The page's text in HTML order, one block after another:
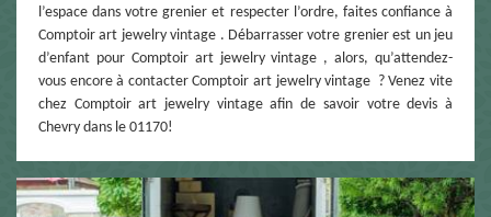
l’espace dans votre grenier et respecter l’ordre, faites confiance à
Comptoir art jewelry vintage . Débarrasser votre grenier est un jeu
d’enfant pour Comptoir art jewelry vintage , alors, qu’attendez-
vous encore à contacter Comptoir art jewelry vintage ? Venez vite
chez Comptoir art jewelry vintage afin de savoir votre devis à
Chevry dans le 01170!